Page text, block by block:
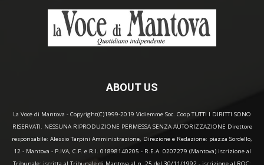
ABOUT US
La Voce di Mantova - Copyright(C)1999-2019 Vidiemme Soc. Coop TUTTI I DIRITTI SONO
RISERVATI. NESSUNA RIPRODUZIONE PERMESSA SENZA AUTORIZZAZIONE Direttore
responsabile: Alessio Tarpini Amministrazione, Direzione e Redazione: piazza Sordello,
12 - Mantova - P.IVA, C.F. e R.I. 01898140205 - R.E.A. 0207279 (Mantova) iscrizione al